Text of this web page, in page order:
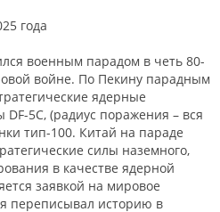
года
военным парадом в четь 80-
войне. По Пекину парадным
ядерные
5C, (радиус поражения – вся
тип-100. Китай на параде
силы наземного,
в качестве ядерной
заявкой на мировое
переписывал историю в